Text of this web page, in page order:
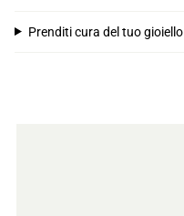
Prenditi cura del tuo gioiello